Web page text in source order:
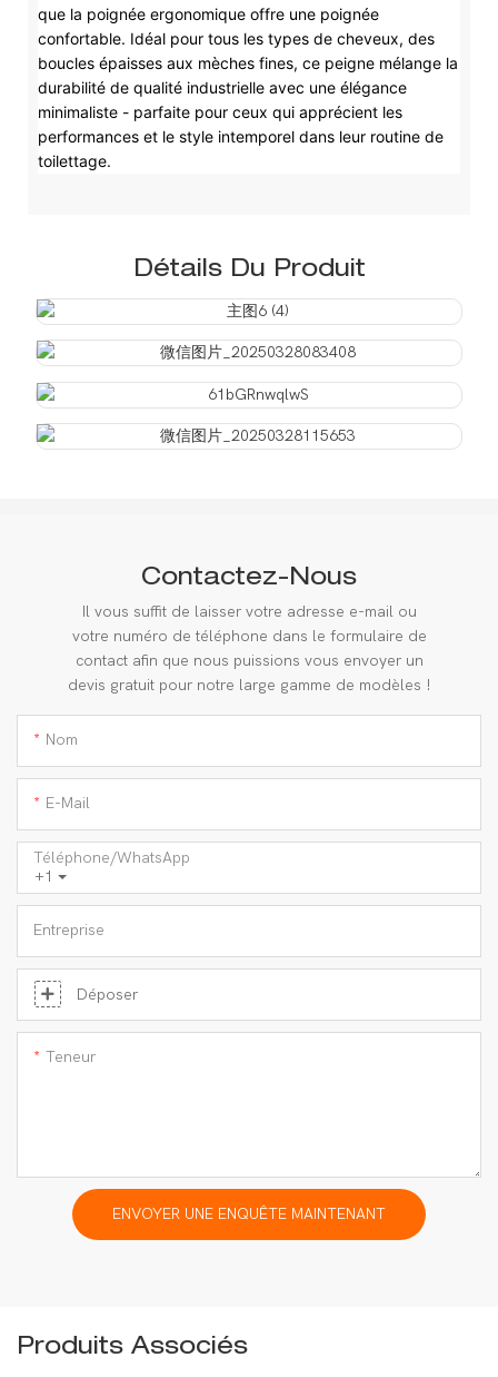
que la poignée ergonomique offre une poignée
confortable. Idéal pour tous les types de cheveux, des
boucles épaisses aux mèches fines, ce peigne mélange la
durabilité de qualité industrielle avec une élégance
minimaliste - parfaite pour ceux qui apprécient les
performances et le style intemporel dans leur routine de
toilettage.
Détails Du Produit
Contactez-Nous
Il vous suffit de laisser votre adresse e-mail ou
votre numéro de téléphone dans le formulaire de
contact afin que nous puissions vous envoyer un
devis gratuit pour notre large gamme de modèles !
Nom
E-Mail
+1
Téléphone/WhatsApp
Entreprise
Déposer
Teneur
ENVOYER UNE ENQUÊTE MAINTENANT
Produits Associés